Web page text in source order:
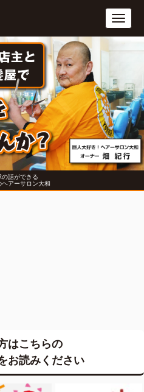
話ができる
アーサロン大和
はこちらの
お読みください